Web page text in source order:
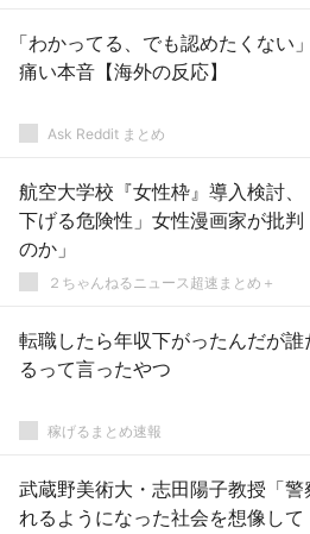
「わかってる、でも認めたくな
痛い本音【海外の反応】
Ask Reddit まとめ
航空大学校『女性枠』導入検討
下げる危険性」女性漫画家が批
のか」
２ちゃんねるニュース超速まとめ＋
転職したら年収下がったんだが誰
るって言ったやつ
稼げるまとめ速報
武蔵野美術大・志田陽子教授「
れるようになった社会を想像し